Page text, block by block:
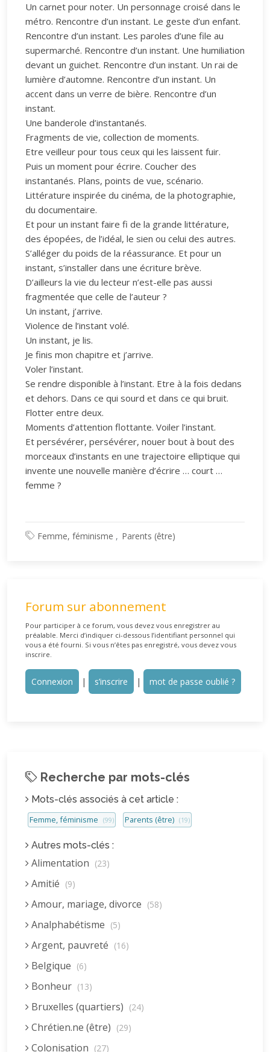
Un carnet pour noter. Un personnage croisé dans le
métro. Rencontre d’un instant. Le geste d’un enfant.
Rencontre d’un instant. Les paroles d’une file au
supermarché. Rencontre d’un instant. Une humiliation
devant un guichet. Rencontre d’un instant. Un rai de
lumière d’automne. Rencontre d’un instant. Un
accent dans un verre de bière. Rencontre d’un
instant.
Une banderole d’instantanés.
Fragments de vie, collection de moments.
Etre veilleur pour tous ceux qui les laissent fuir.
Puis un moment pour écrire. Coucher des
instantanés. Plans, points de vue, scénario.
Littérature inspirée du cinéma, de la photographie,
du documentaire.
Et pour un instant faire fi de la grande littérature,
des épopées, de l’idéal, le sien ou celui des autres.
S’alléger du poids de la réassurance. Et pour un
instant, s’installer dans une écriture brève.
D’ailleurs la vie du lecteur n’est-elle pas aussi
fragmentée que celle de l’auteur ?
Un instant, j’arrive.
Violence de l’instant volé.
Un instant, je lis.
Je finis mon chapitre et j’arrive.
Voler l’instant.
Se rendre disponible à l’instant. Etre à la fois dedans
et dehors. Dans ce qui sourd et dans ce qui bruit.
Flotter entre deux.
Moments d’attention flottante. Voiler l’instant.
Et persévérer, persévérer, nouer bout à bout des
morceaux d’instants en une trajectoire elliptique qui
invente une nouvelle manière d’écrire … court …
femme ?
Femme, féminisme Parents (être)
Forum sur abonnement
Pour participer à ce forum, vous devez vous enregistrer au
préalable. Merci d’indiquer ci-dessous l’identifiant personnel qui
vous a été fourni. Si vous n’êtes pas enregistré, vous devez vous
inscrire.
Connexion | s’inscrire | mot de passe oublié ?
Recherche par mots-clés
Mots-clés associés à cet article :
Femme, féminisme (99) Parents (être) (19)
Autres mots-clés :
Alimentation (23)
Amitié (9)
Amour, mariage, divorce (58)
Analphabétisme (5)
Argent, pauvreté (16)
Belgique (6)
Bonheur (13)
Bruxelles (quartiers) (24)
Chrétien.ne (être) (29)
Colonisation (27)